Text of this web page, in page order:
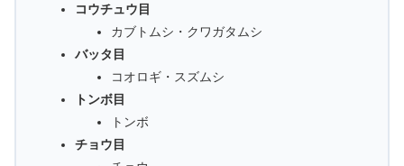
コウチュウ目
カブトムシ・クワガタムシ
バッタ目
コオロギ・スズムシ
トンボ目
トンボ
チョウ目